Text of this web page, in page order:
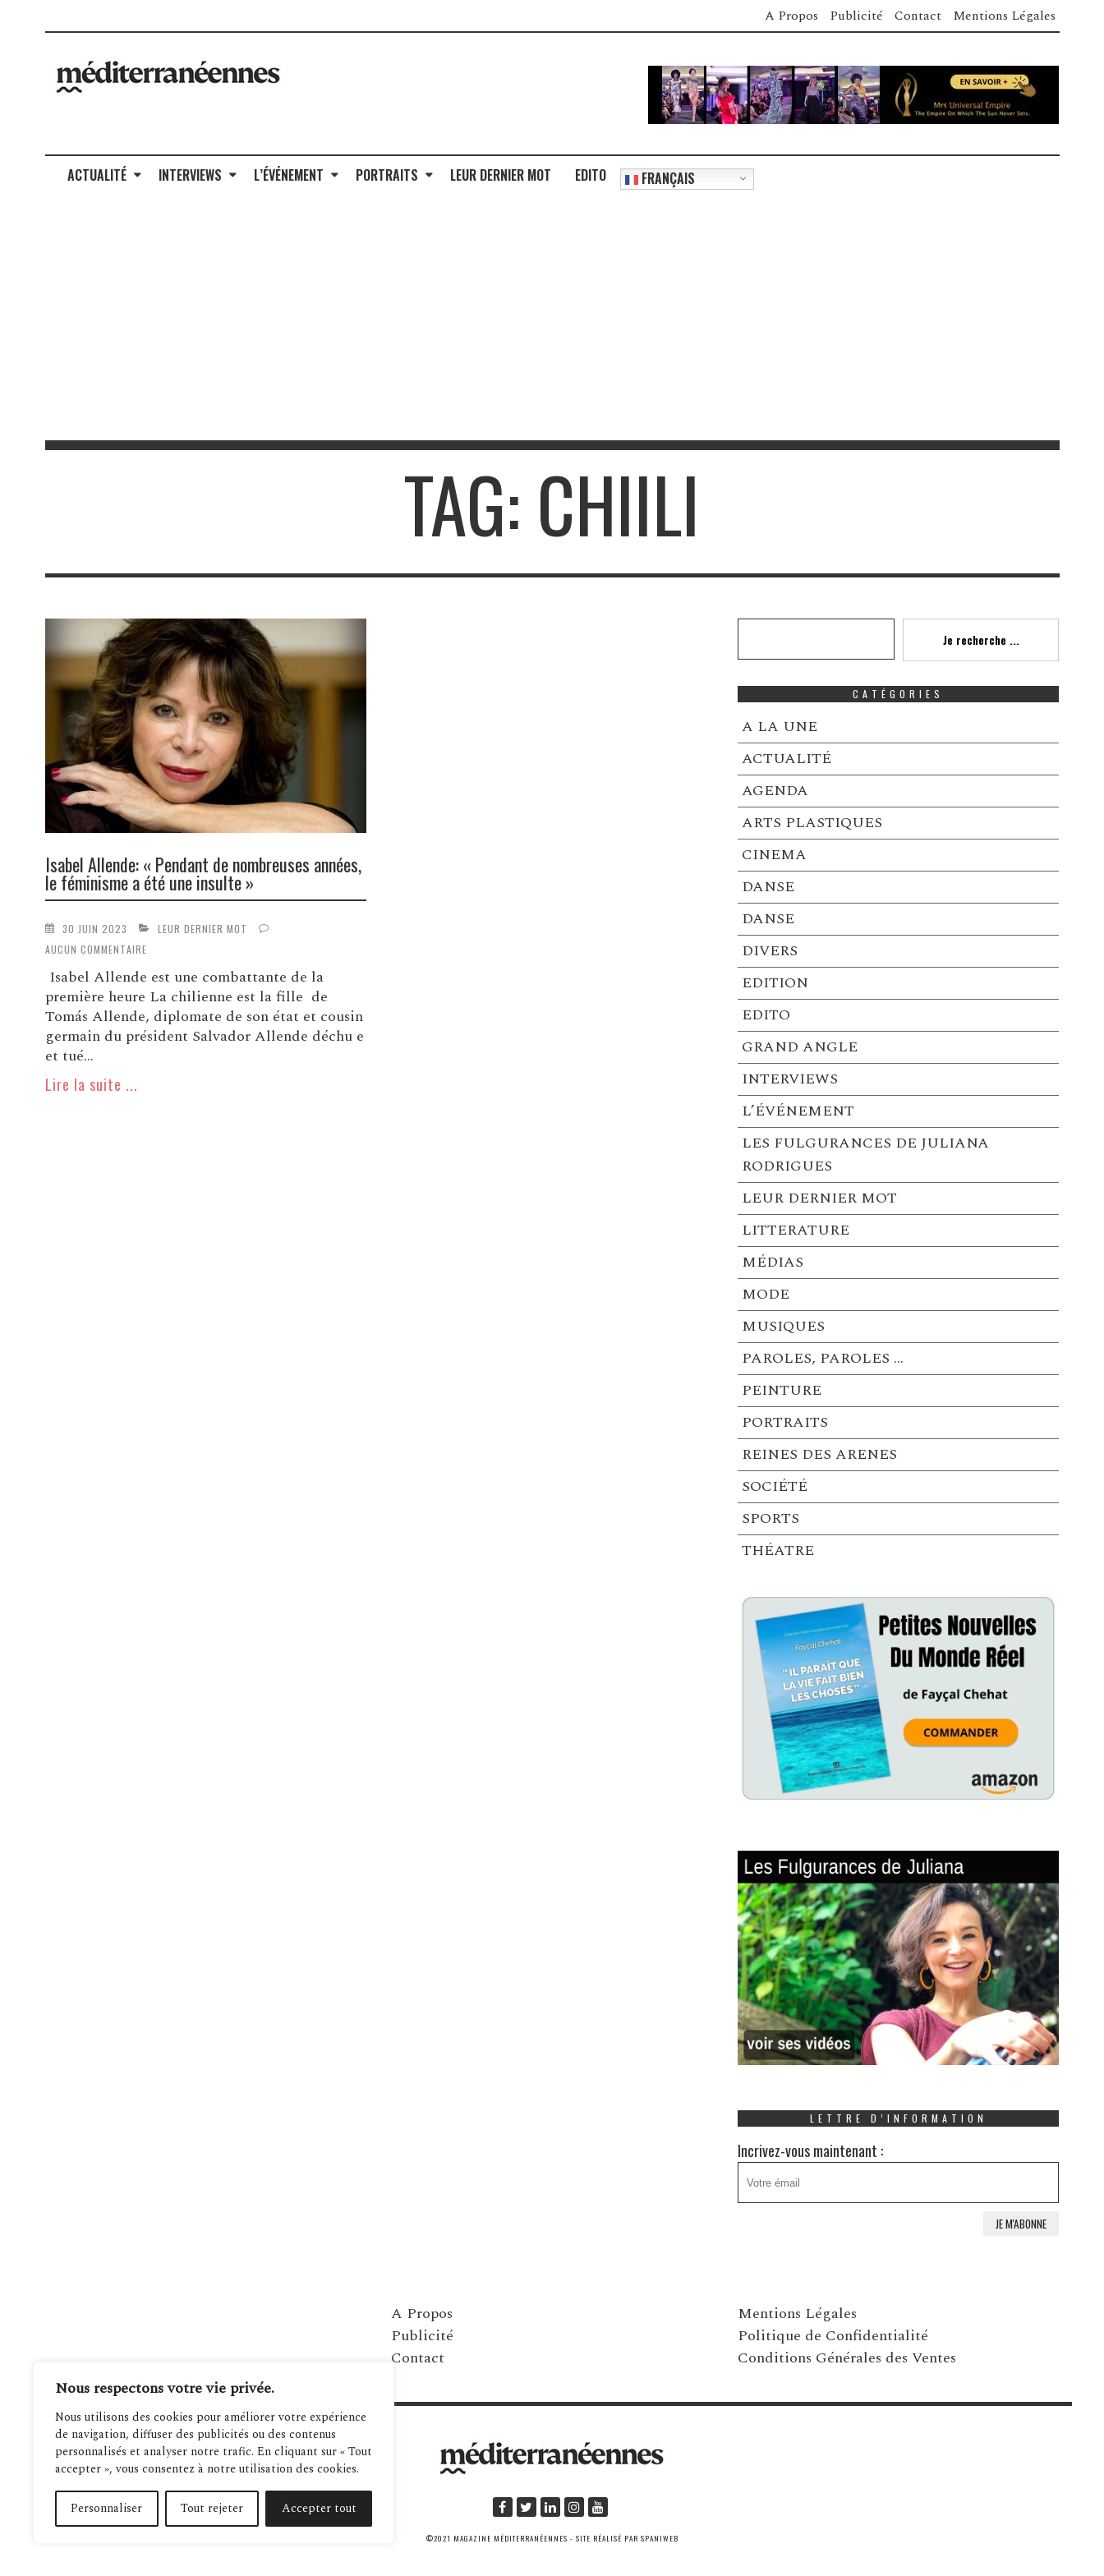
Nous respectons votre vie privée.
Nous utilisons des cookies pour améliorer votre expérience
de navigation, diffuser des publicités ou des contenus
personnalisés et analyser notre trafic. En cliquant sur « Tout
accepter », vous consentez à notre utilisation des cookies.
Personnaliser Tout rejeter Accepter tout
A Propos Publicité Contact Mentions Légales
ACTUALITÉ INTERVIEWS L’ÉVÉNEMENT PORTRAITS LEUR DERNIER MOT EDITO FRANÇAIS
TAG: CHIILI
Isabel Allende: « Pendant de nombreuses années,
le féminisme a été une insulte »
30 JUIN 2023
LEUR DERNIER MOT
AUCUN COMMENTAIRE
Isabel Allende est une combattante de la
première heure La chilienne est la fille de
Tomás Allende, diplomate de son état et cousin
germain du président Salvador Allende déchu e
et tué...
Lire la suite ...
Je recherche ...
CATÉGORIES
A LA UNE
ACTUALITÉ
AGENDA
ARTS PLASTIQUES
CINEMA
DANSE
DANSE
DIVERS
EDITION
EDITO
GRAND ANGLE
INTERVIEWS
L’ÉVÉNEMENT
LES FULGURANCES DE JULIANA
RODRIGUES
LEUR DERNIER MOT
LITTERATURE
MÉDIAS
MODE
MUSIQUES
PAROLES, PAROLES …
PEINTURE
PORTRAITS
REINES DES ARENES
SOCIÉTÉ
SPORTS
THÉATRE
LETTRE D’INFORMATION
Incrivez-vous maintenant :
A Propos
Publicité
Contact
Mentions Légales
Politique de Confidentialité
Conditions Générales des Ventes
©2021 MAGAZINE MÉDITERRANÉENNES - SITE RÉALISÉ PAR SPANIWEB